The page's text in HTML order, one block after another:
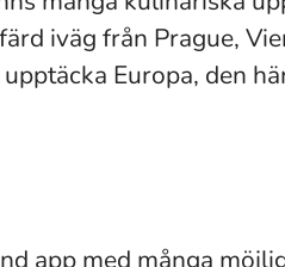
iväg från Prague,
Europa, den
app med många